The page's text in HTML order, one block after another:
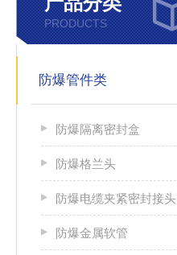
PRODUCTS
防爆管件类
防爆隔离密封盒
防爆格兰头
防爆电缆夹紧密封接头
防爆金属软管